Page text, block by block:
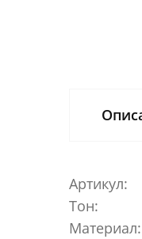
Артикул:
Тон:
Материал: